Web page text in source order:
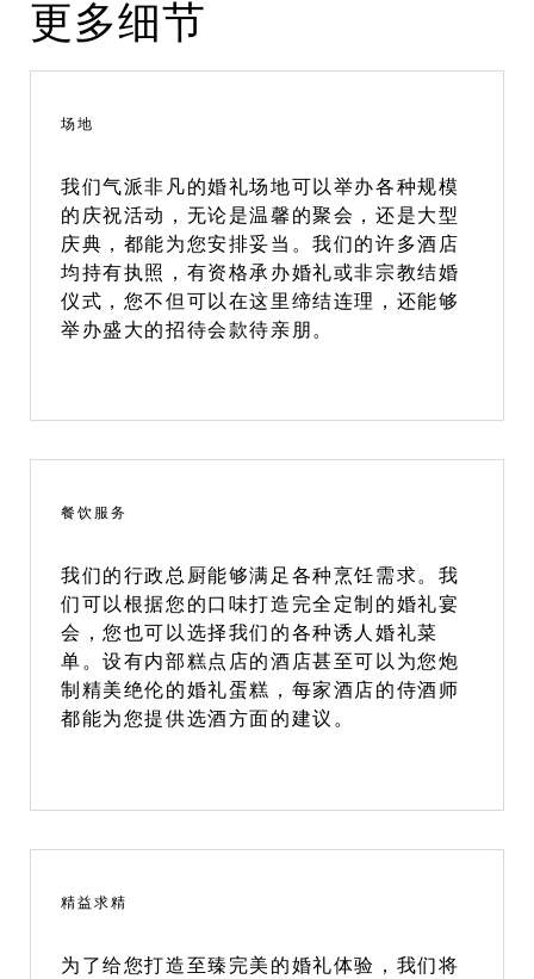
更多细节
场地
我们气派非凡的婚礼场地可以举办各种规模
的庆祝活动，无论是温馨的聚会，还是大型
庆典，都能为您安排妥当。我们的许多酒店
均持有执照，有资格承办婚礼或非宗教结婚
仪式，您不但可以在这里缔结连理，还能够
举办盛大的招待会款待亲朋。
餐饮服务
我们的行政总厨能够满足各种烹饪需求。我
们可以根据您的口味打造完全定制的婚礼宴
会，您也可以选择我们的各种诱人婚礼菜
单。设有内部糕点店的酒店甚至可以为您炮
制精美绝伦的婚礼蛋糕，每家酒店的侍酒师
都能为您提供选酒方面的建议。
精益求精
为了给您打造至臻完美的婚礼体验，我们将